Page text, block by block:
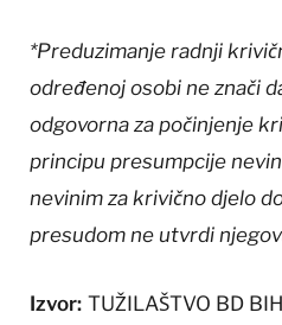
*Preduzimanje radnji
određenoj osobi ne znači
odgovorna za počinjenje
principu presumpcije
nevinim za krivično djelo
presudom ne utvrdi
Izvor: TUŽILAŠTVO BD